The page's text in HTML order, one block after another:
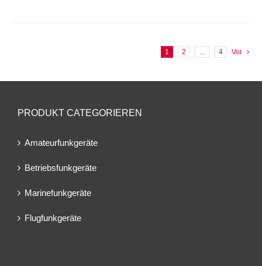
1 2 … 4 Vor
PRODUKT CATEGORIEREN
Amateurfunkgeräte
Betriebsfunkgeräte
Marinefunkgeräte
Flugfunkgeräte